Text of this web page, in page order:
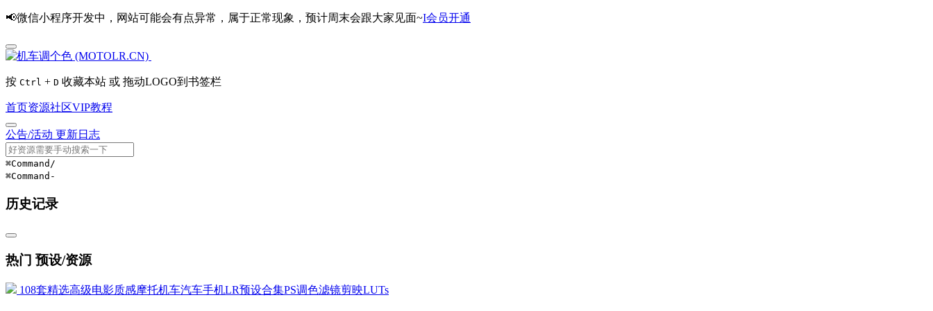
📢微信小程序开发中，网站可能会有点异常，属于正常现象，预计周末会跟大家见面~I会员开通
按 Ctrl + D 收藏本站 或 拖动LOGO到书签栏
首页资源社区VIP教程
公告/活动 更新日志
⌘Command /
⌘Command -
历史记录
热门 预设/资源
108套精选高级电影质感摩托机车汽车手机LR预设合集PS调色滤镜剪映LUTs